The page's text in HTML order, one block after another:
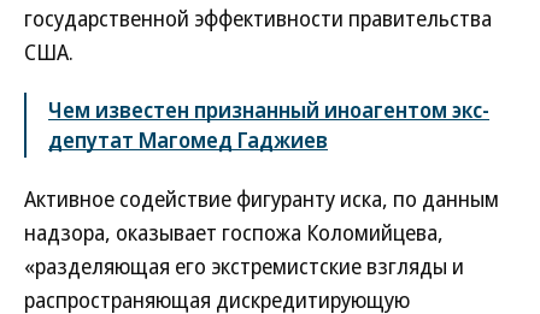
государственной эффективности правительства
США.
Чем известен признанный иноагентом экс-
депутат Магомед Гаджиев
Активное содействие фигуранту иска, по данным
надзора, оказывает госпожа Коломийцева,
«разделяющая его экстремистские взгляды и
распространяющая дискредитирующую